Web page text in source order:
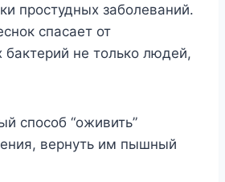
простудных заболеваний.
спасает от
бактерий не только людей,
способ “оживить”
вернуть им пышный